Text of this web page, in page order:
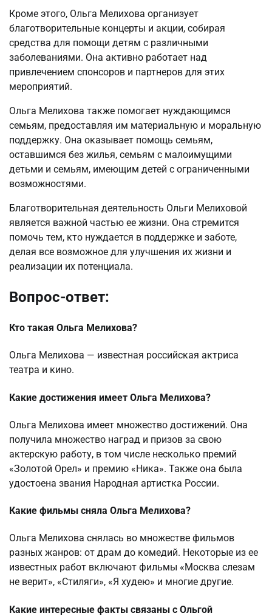
Кроме этого, Ольга Мелихова организует
благотворительные концерты и акции, собирая
средства для помощи детям с различными
заболеваниями. Она активно работает над
привлечением спонсоров и партнеров для этих
мероприятий.
Ольга Мелихова также помогает нуждающимся
семьям, предоставляя им материальную и моральную
поддержку. Она оказывает помощь семьям,
оставшимся без жилья, семьям с малоимущими
детьми и семьям, имеющим детей с ограниченными
возможностями.
Благотворительная деятельность Ольги Мелиховой
является важной частью ее жизни. Она стремится
помочь тем, кто нуждается в поддержке и заботе,
делая все возможное для улучшения их жизни и
реализации их потенциала.
Вопрос-ответ:
Кто такая Ольга Мелихова?
Ольга Мелихова — известная российская актриса
театра и кино.
Какие достижения имеет Ольга Мелихова?
Ольга Мелихова имеет множество достижений. Она
получила множество наград и призов за свою
актерскую работу, в том числе несколько премий
«Золотой Орел» и премию «Ника». Также она была
удостоена звания Народная артистка России.
Какие фильмы сняла Ольга Мелихова?
Ольга Мелихова снялась во множестве фильмов
разных жанров: от драм до комедий. Некоторые из ее
известных работ включают фильмы «Москва слезам
не верит», «Стиляги», «Я худею» и многие другие.
Какие интересные факты связаны с Ольгой